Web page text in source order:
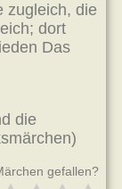
zugleich, die
dort
Das
die
gefallen?